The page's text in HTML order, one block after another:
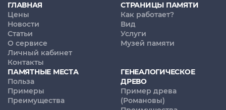
ГЛАВНАЯ
Цены
Новости
Статьи
О сервисе
Личный кабинет
Контакты
СТРАНИЦЫ ПАМЯТИ
Как работает?
Вид
Услуги
Музей памяти
ПАМЯТНЫЕ МЕСТА
Польза
Примеры
Преимущества
ГЕНЕАЛОГИЧЕСКОЕ
ДРЕВО
Пример древа
(Романовы)